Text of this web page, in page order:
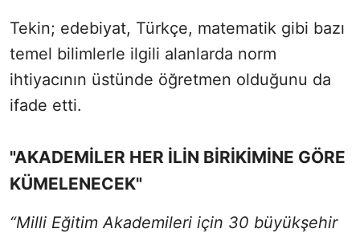
Tekin; edebiyat, Türkçe, matematik gibi bazı
temel bilimlerle ilgili alanlarda norm
ihtiyacının üstünde öğretmen olduğunu da
ifade etti.
"AKADEMİLER HER İLİN BİRİKİMİNE GÖRE
KÜMELENECEK"
“Milli Eğitim Akademileri için 30 büyükşehir